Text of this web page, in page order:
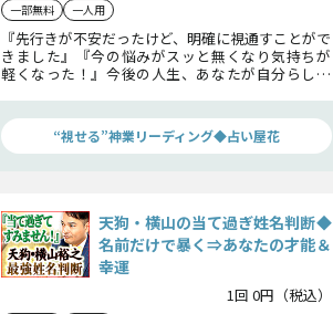
一部無料 一人用
『先行きが不安だったけど、明確に視通すことがで
きました』『今の悩みがスッと無くなり気持ちが
軽くなった！』今後の人生、あなたが自分らしく
お伝えします。“視せる”神業リーディング◆占い屋花
天狗・横山の当て過ぎ姓名判断◆
名前だけで暴く⇒あなたの才能＆
幸運
1回 0円（税込）